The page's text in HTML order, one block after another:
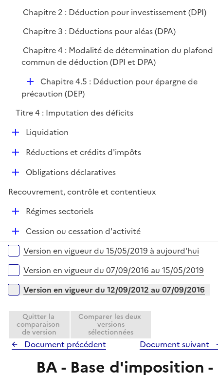
Chapitre 2 : Déduction pour investissement (DPI)
Chapitre 3 : Déductions pour aléas (DPA)
Chapitre 4 : Modalité de détermination du plafond
commun de déduction (DPI et DPA)
D
é
l
e
r
Chapitre 4.5 : Déduction pour épargne de
précaution (DEP)
Titre 4 : Imputation des déficits
D
e
Liquidation
D
i
Réductions et crédits d'impôts
D
p
r
Obligations déclaratives
Recouvrement, contrôle et contentieux
D
e
Régimes sectoriels
D
é
p
e
Cession ou cessation d'activité
Versions sur la période
Version en vigueur du 15/05/2019 à aujourd'hui
Version en vigueur du 07/09/2016 au 15/05/2019
Version en vigueur du 12/09/2012 au 07/09/2016
Quitter la
comparaison
de version
Comparer les deux
versions
sélectionnées
Document précédent Document suivant
BA - Base d'imposition -